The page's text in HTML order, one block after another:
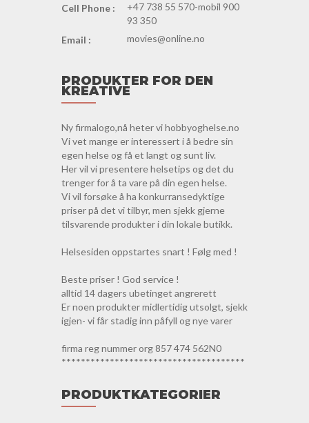
Cell Phone :
+47 738 55 570-mobil 900
93 350
Email :
movies@online.no
PRODUKTER FOR DEN
KREATIVE
Ny firmalogo,nå heter vi hobbyoghelse.no
Vi vet mange er interessert i å bedre sin
egen helse og få et langt og sunt liv.
Her vil vi presentere helsetips og det du
trenger for å ta vare på din egen helse.
Vi vil forsøke å ha konkurransedyktige
priser på det vi tilbyr, men sjekk gjerne
tilsvarende produkter i din lokale butikk.
Helsesiden oppstartes snart ! Følg med !
Beste priser ! God service !
alltid 14 dagers ubetinget angrerett
Er noen produkter midlertidig utsolgt, sjekk
igjen- vi får stadig inn påfyll og nye varer
firma reg nummer org 857 474 562N0
**************************************
PRODUKTKATEGORIER